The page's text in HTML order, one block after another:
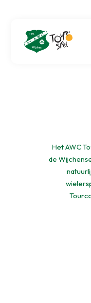
Het AWC
de